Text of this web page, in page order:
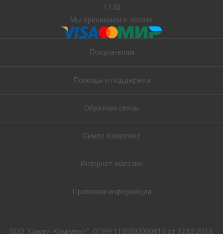
17:30
Мы принимаем к оплате
Покупателям
Помощь и поддержка
Обратная связь
Симпл Комплект
Интернет-магазин
Правовая информация
ООО "Симпл Комплект", ОГРН 1135003000813 от 12.03.2013,